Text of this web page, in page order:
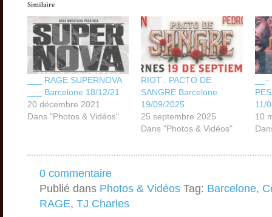
___ RAGE SUPERNOVA
___ Barcelone 18/12/21
20 décembre 2021
Dans "Photos & Vidéos"
RIOT : PACTO DE
SANGRE Barcelone
19/09/2025
25 septembre 2025
Dans "Photos & Vidéos"
11/
10
0 commentaire
Publié dans Photos & Vidéos Tag: Barcelone,
RAGE, TJ Charles